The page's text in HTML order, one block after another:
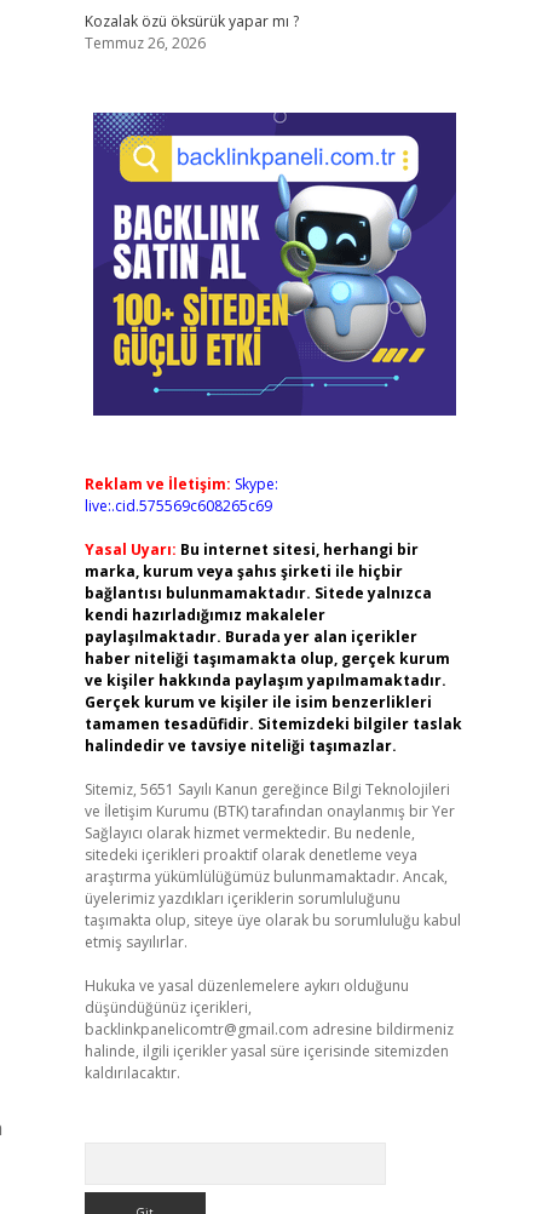
Kozalak özü öksürük yapar mı ?
Temmuz 26, 2026
Reklam ve İletişim: Skype:
live:.cid.575569c608265c69
Yasal Uyarı: Bu internet sitesi, herhangi bir
marka, kurum veya şahıs şirketi ile hiçbir
bağlantısı bulunmamaktadır. Sitede yalnızca
kendi hazırladığımız makaleler
paylaşılmaktadır. Burada yer alan içerikler
haber niteliği taşımamakta olup, gerçek kurum
ve kişiler hakkında paylaşım yapılmamaktadır.
Gerçek kurum ve kişiler ile isim benzerlikleri
tamamen tesadüfidir. Sitemizdeki bilgiler taslak
halindedir ve tavsiye niteliği taşımazlar.
Sitemiz, 5651 Sayılı Kanun gereğince Bilgi Teknolojileri
ve İletişim Kurumu (BTK) tarafından onaylanmış bir Yer
Sağlayıcı olarak hizmet vermektedir. Bu nedenle,
sitedeki içerikleri proaktif olarak denetleme veya
araştırma yükümlülüğümüz bulunmamaktadır. Ancak,
üyelerimiz yazdıkları içeriklerin sorumluluğunu
taşımakta olup, siteye üye olarak bu sorumluluğu kabul
etmiş sayılırlar.
Hukuka ve yasal düzenlemelere aykırı olduğunu
düşündüğünüz içerikleri,
backlinkpanelicomtr@gmail.com adresine bildirmeniz
halinde, ilgili içerikler yasal süre içerisinde sitemizden
kaldırılacaktır.